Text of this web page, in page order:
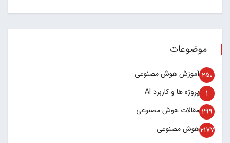
موضوعات
آموزش هوش مصنوعی 250
پروژه ها و کاربرد AI 1
مقالات هوش مصنوعی 299
هوش مصنوعی2177